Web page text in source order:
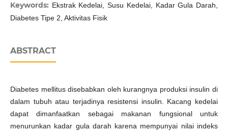
Keywords: Ekstrak Kedelai, Susu Kedelai, Kadar Gula Darah,
Diabetes Tipe 2, Aktivitas Fisik
ABSTRACT
Diabetes mellitus disebabkan oleh kurangnya produksi insulin di
dalam tubuh atau terjadinya resistensi insulin. Kacang kedelai
dapat dimanfaatkan sebagai makanan fungsional untuk
menurunkan kadar gula darah karena mempunyai nilai indeks